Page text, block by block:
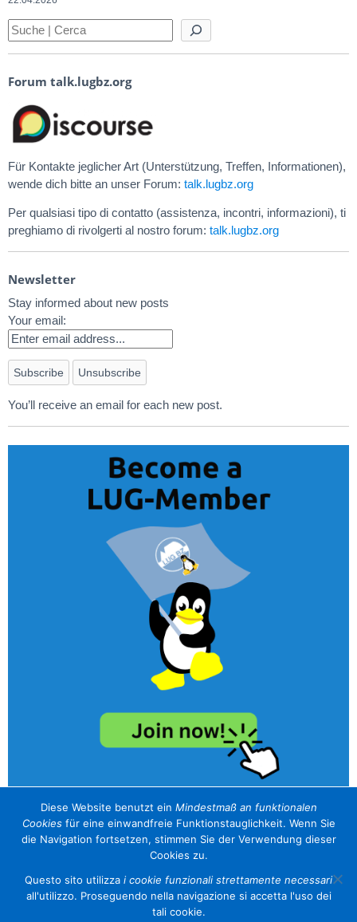
Forum talk.lugbz.org
Für Kontakte jeglicher Art (Unterstützung, Treffen, Informationen),
wende dich bitte an unser Forum: talk.lugbz.org
Per qualsiasi tipo di contatto (assistenza, incontri, informazioni), ti
preghiamo di rivolgerti al nostro forum: talk.lugbz.org
Newsletter
Stay informed about new posts
Your email:
You’ll receive an email for each new post.
unser Sponsor / il nostro sponsor
Diese Website benutzt ein Mindestmaß an funktionalen
Cookiesfür eine einwandfreie Funktionstauglichkeit. Wenn Sie
die Navigation fortsetzen, stimmen Sie der Verwendung dieser
Cookies zu.
Questo sito utilizza i cookie funzionali strettamente necessari
all'utilizzo. Proseguendo nella navigazione si accetta l'uso dei
tali cookie.